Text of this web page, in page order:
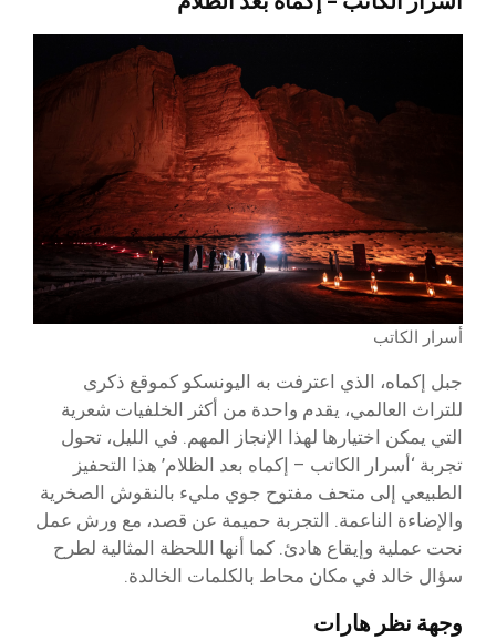
أسرار الكاتب
جبل إكماه، الذي اعترفت به اليونسكو كموقع ذكرى
للتراث العالمي، يقدم واحدة من أكثر الخلفيات شعرية
التي يمكن اختيارها لهذا الإنجاز المهم. في الليل، تحول
تجربة ‘أسرار الكاتب – إكماه بعد الظلام’ هذا التحفيز
الطبيعي إلى متحف مفتوح جوي مليء بالنقوش الصخرية
والإضاءة الناعمة. التجربة حميمة عن قصد، مع ورش عمل
نحت عملية وإيقاع هادئ. كما أنها اللحظة المثالية لطرح
سؤال خالد في مكان محاط بالكلمات الخالدة.
وجهة نظر هارات